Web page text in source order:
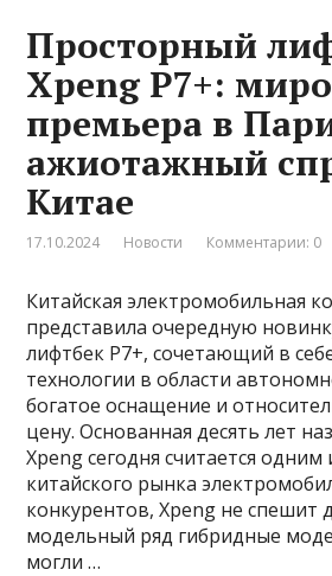
Просторный
Xpeng P7+:
премьера в
ажиотажный
Китае
17.10.2024 Новости Комментарии: 0
Китайская электромобильная
представила очередную
лифтбек P7+, сочетающий в
технологии в области
богатое оснащение и
цену. Основанная десять лет
Xpeng сегодня считается одним
китайского рынка
конкурентов, Xpeng не спешит
модельный ряд гибридные
могли …